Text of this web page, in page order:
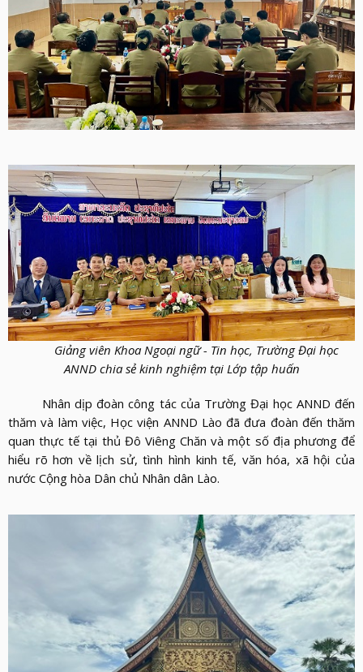
Giảng viên Khoa Ngoại ngữ - Tin học, Trường Đại học
ANND chia sẻ kinh nghiệm tại Lớp tập huấn
Nhân dịp đoàn công tác của Trường Đại học ANND đến
thăm và làm việc, Học viện ANND Lào đã đưa đoàn đến thăm
quan thực tế tại thủ Đô Viêng Chăn và một số địa phương để
hiểu rõ hơn về lịch sử, tình hình kinh tế, văn hóa, xã hội của
nước Cộng hòa Dân chủ Nhân dân Lào.